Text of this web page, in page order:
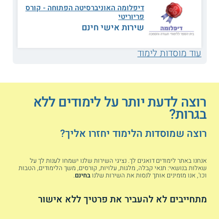
ועוד שלל הכשרות.
המכללה האקדמית ספיר - המרכז ללימודי
תעודה (שער הנגב):
גם מועמדים ללא בגרות מלאה. הקורסים
עיצובוניהול. בין הקורסים: קורס הנהלת
חשבונות 1+2, קורס אימון, קורס יזמות נדל"ן,
קורס יזמות עסקית, קורס צילום, קורס ניהול
רכש וקניינות, קורס ניהול מחסן ועוד.
המכללה הטכנולוגית באר שבע:במכללה
הטכנולוגית באר שבע ישנו מרכז להכשרה
והשתלמויות, בו נערכות הכשרות שחלקן אינו
דורשות תעודת בגרות. בין הקורסים ניתן למנות
דיפלומה האוניברסיטה הפתוחה - קורס
פריוריטי
שירות אישי חינם
עוד מוסדות לימוד
רוצה לדעת יותר על לימודים ללא
בגרות?
רוצה שמוסדות הלימוד יחזרו אליך?
אנחנו באתר לימודים דואגים לך. נציגי השירות שלנו ישמחו לענות לך על
שאלות בנושאי: תנאי קבלה, מלגות, עלויות, קורסים, משך הלימודים, הטבות
וכו', אנו מזמינים אותך לנסות את השירות שלנובחינם.
מתחייבים לא להעביר את פרטיך ללא אישור